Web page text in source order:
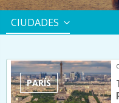
CIUDADES
PARÍS